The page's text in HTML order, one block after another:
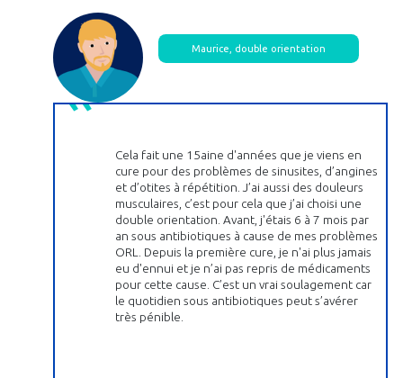
Maurice, double orientation
Cela fait une 15aine d'années que je viens en
cure pour des problèmes de sinusites, d’angines
et d’otites à répétition. J’ai aussi des douleurs
musculaires, c’est pour cela que j’ai choisi une
double orientation. Avant, j'étais 6 à 7 mois par
an sous antibiotiques à cause de mes problèmes
ORL. Depuis la première cure, je n'ai plus jamais
eu d'ennui et je n’ai pas repris de médicaments
pour cette cause. C’est un vrai soulagement car
le quotidien sous antibiotiques peut s’avérer
très pénible.